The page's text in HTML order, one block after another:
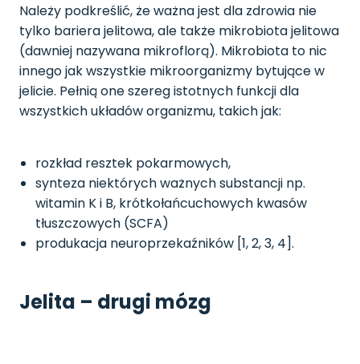
Należy podkreślić, że ważna jest dla zdrowia nie
tylko bariera jelitowa, ale także mikrobiota jelitowa
(dawniej nazywana mikroflorą). Mikrobiota to nic
innego jak wszystkie mikroorganizmy bytujące w
jelicie. Pełnią one szereg istotnych funkcji dla
wszystkich układów organizmu, takich jak:
rozkład resztek pokarmowych,
synteza niektórych ważnych substancji np.
witamin K i B, krótkołańcuchowych kwasów
tłuszczowych (SCFA)
produkacja neuroprzekaźników [1, 2, 3, 4].
Jelita – drugi mózg